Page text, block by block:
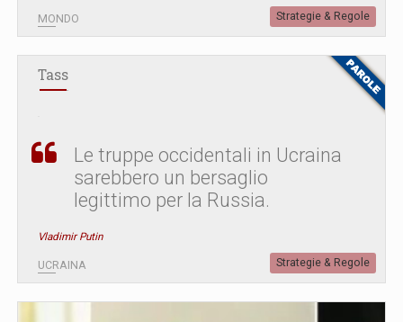
MONDO Strategie & Regole
Tass
Le truppe occidentali in Ucraina
sarebbero un bersaglio
legittimo per la Russia.
Vladimir Putin
UCRAINA Strategie & Regole